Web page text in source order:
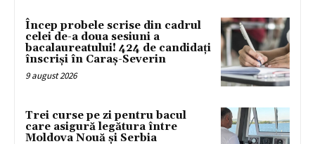
Încep probele scrise din cadrul
celei de-a doua sesiuni a
bacalaureatului! 424 de candidați
înscriși în Caraș-Severin
9 august 2026
Trei curse pe zi pentru bacul
care asigură legătura între
Moldova Nouă și Serbia